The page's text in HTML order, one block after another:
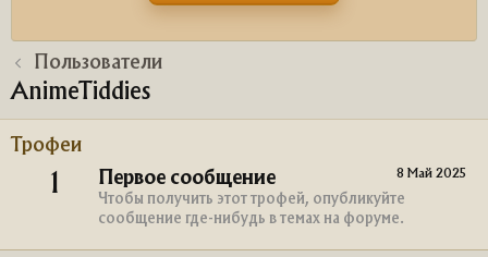
Пользователи
AnimeTiddies
Трофеи
1 8 Май 2025
Первое сообщение
Чтобы получить этот трофей, опубликуйте
сообщение где-нибудь в темах на форуме.